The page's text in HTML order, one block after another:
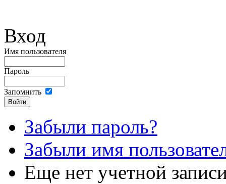
Вход
Имя пользователя
Пароль
Запомнить
Забыли пароль?
Забыли имя
Еще нет учетной